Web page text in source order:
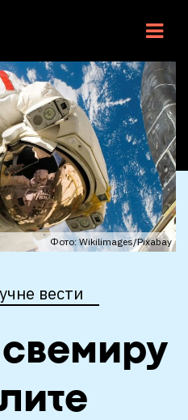
Фото: Wikilimages/Pixabay
вести